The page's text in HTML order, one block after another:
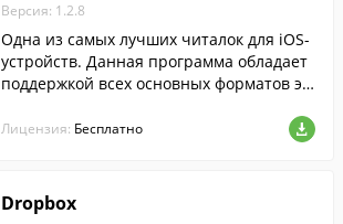
Версия: 1.2.8
Одна из самых лучших читалок для iOS-
устройств. Данная программа обладает
поддержкой всех основных форматов эл
и облачных хранилищ.
Лицензия: Бесплатно
Dropbox